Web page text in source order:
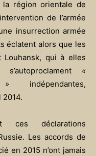
la région orientale de
de l’armée
insurrection armée
éclatent alors que les
qui à elles
«
» indépendantes,
ces déclarations
Les accords de
en 2015 n’ont jamais